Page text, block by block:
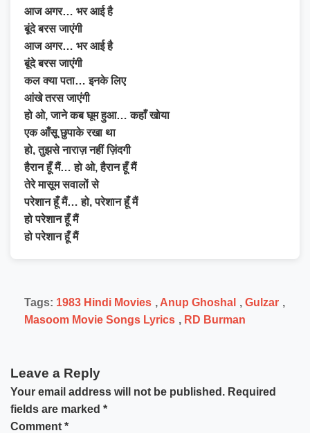
आज अगर… भर आई है
बूंदे बरस जाएंगी
आज अगर… भर आई है
बूंदे बरस जाएंगी
कल क्या पता… इनके लिए
आंखे तरस जाएंगी
हो ओ, जाने कब घूम हुआ… कहाँ खोया
एक आँसू छुपाके रखा था
हो, तुझसे नाराज़ नहीं ज़िंदगी
हैरान हूँ मैं… हो ओ, हैरान हूँ मैं
तेरे मासूम सवालों से
परेशान हूँ मैं… हो, परेशान हूँ मैं
हो परेशान हूँ मैं
हो परेशान हूँ मैं
Tags: 1983 Hindi Movies , Anup Ghoshal , Gulzar ,
Masoom Movie Songs Lyrics , RD Burman
Leave a Reply
Your email address will not be published. Required
fields are marked *
Comment *